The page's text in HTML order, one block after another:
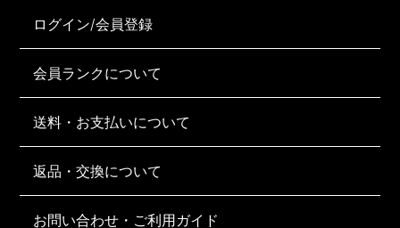
ログイン/会員登録
会員ランクについて
送料・お支払いについて
返品・交換について
お問い合わせ・ご利用ガイド